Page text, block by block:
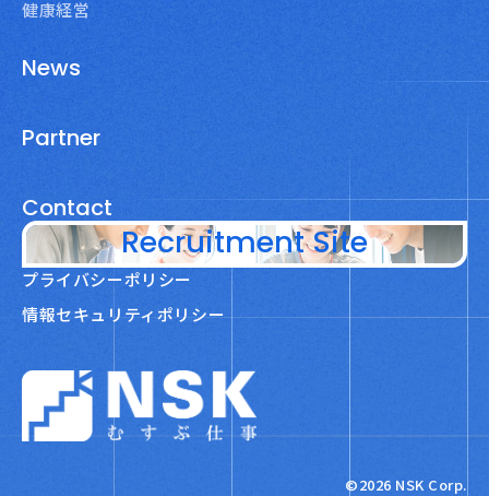
健康経営
News
Partner
Contact
Recruitment Site
プライバシーポリシー
情報セキュリティポリシー
©2026 NSK Corp.